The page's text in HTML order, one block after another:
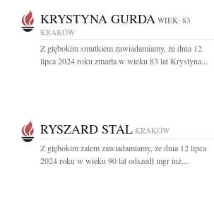
KRYSTYNA GURDA WIEK: 83
KRAKÓW
Z głębokim smutkiem zawiadamiamy, że dnia 12
lipca 2024 roku zmarła w wieku 83 lat Krystyna...
RYSZARD STAL KRAKÓW
Z głębokim żalem zawiadamiamy, że dnia 12 lipca
2024 roku w wieku 90 lat odszedł mgr inż....